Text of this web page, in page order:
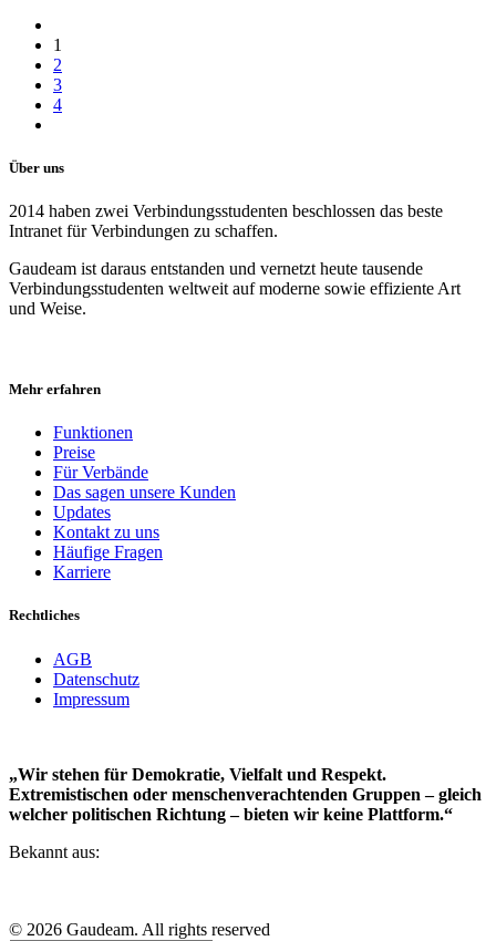
1
2
3
4
Über uns
2014 haben zwei Verbindungsstudenten beschlossen das beste
Intranet für Verbindungen zu schaffen.
Gaudeam ist daraus entstanden und vernetzt heute tausende
Verbindungsstudenten weltweit auf moderne sowie effiziente Art
und Weise.
Mehr erfahren
Funktionen
Preise
Für Verbände
Das sagen unsere Kunden
Updates
Kontakt zu uns
Häufige Fragen
Karriere
Rechtliches
AGB
Datenschutz
Impressum
„Wir stehen für Demokratie, Vielfalt und Respekt.
Extremistischen oder menschenverachtenden Gruppen – gleich
welcher politischen Richtung – bieten wir keine Plattform.“
Bekannt aus:
© 2026 Gaudeam. All rights reserved